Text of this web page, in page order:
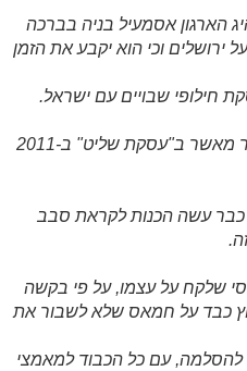
הארגון אסמעיל בניה בברכה
ירושלים וכי הוא יקבע את הזמן
חילופי שבויים עם ישראל.
חמאס דורש עסקת חילופי שבויים שבמהלכה ישוחררו 1111 מחבלים, יותר מאשר ב"עסקת שליט" ב-2011
עשה הכנות לקראת סבב
שלקח על עצמו, על פי בקשה
כבד על חמאס שלא לשבור את
להסלמה, עם כל הכבוד למאמצי